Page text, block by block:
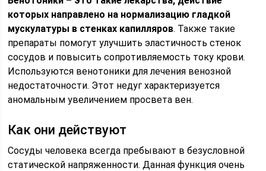
которых направлено на нормализацию гладкой
мускулатуры в стенках капилляров. Также такие
препараты помогут улучшить эластичность стенок
сосудов и повысить сопротивляемость току крови.
Используются венотоники для лечения венозной
недостаточности. Этот недуг характеризуется
аномальным увеличением просвета вен.
Как они действуют
Сосуды человека всегда пребывают в безусловной
статической напряженности. Данная функция очень